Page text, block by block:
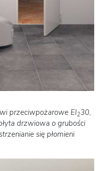
przeciwpożarowe EI230,
drzwiowa o grubości
się płomieni